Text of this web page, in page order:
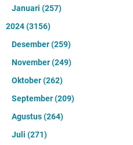
Januari (257)
2024(3156)
Desember(259)
November(249)
Oktober(262)
September(209)
Agustus(264)
Juli (271)